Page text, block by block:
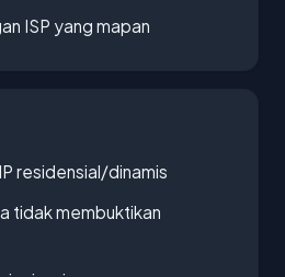
ISP yang mapan
residensial/dinamis
tidak membuktikan